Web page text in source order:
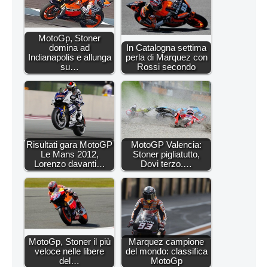
MotoGp, Stoner
domina ad
Indianapolis e allunga
su…
In Catalogna settima
perla di Marquez con
Rossi secondo
Risultati gara MotoGP
Le Mans 2012,
Lorenzo davanti…
MotoGP Valencia:
Stoner pigliatutto,
Dovi terzo.…
MotoGp, Stoner il più
veloce nelle libere
del…
Marquez campione
del mondo: classifica
MotoGp